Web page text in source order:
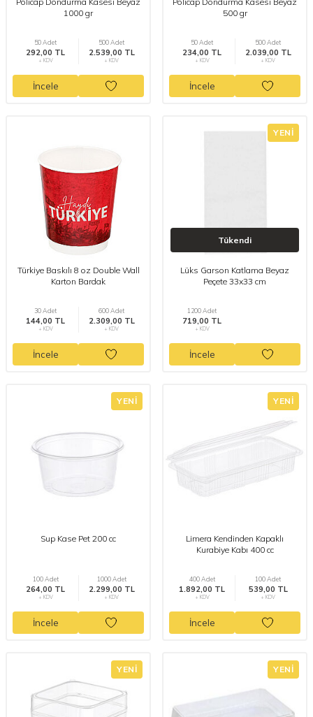
1000 gr
50 Adet
292,00 TL
+ KDV
500 Adet
2.539,00 TL
+ KDV
İncele
500 gr
50 Adet
234,00 TL
+ KDV
500 Adet
2.039,00 TL
+ KDV
İncele
Türkiye Baskılı 8 oz Double Wall
Karton Bardak
30 Adet
144,00 TL
+ KDV
600 Adet
2.309,00 TL
+ KDV
İncele
YENI
Tükendi
Lüks Garson Katlama Beyaz
Peçete 33x33 cm
1200 Adet
719,00 TL
+ KDV
İncele
YENI
Sup Kase Pet 200 cc
100 Adet
264,00 TL
+ KDV
1000 Adet
2.299,00 TL
+ KDV
İncele
YENI
Limera Kendinden Kapaklı
Kurabiye Kabı 400 cc
400 Adet
1.892,00 TL
+ KDV
100 Adet
539,00 TL
+ KDV
İncele
YENI YENI